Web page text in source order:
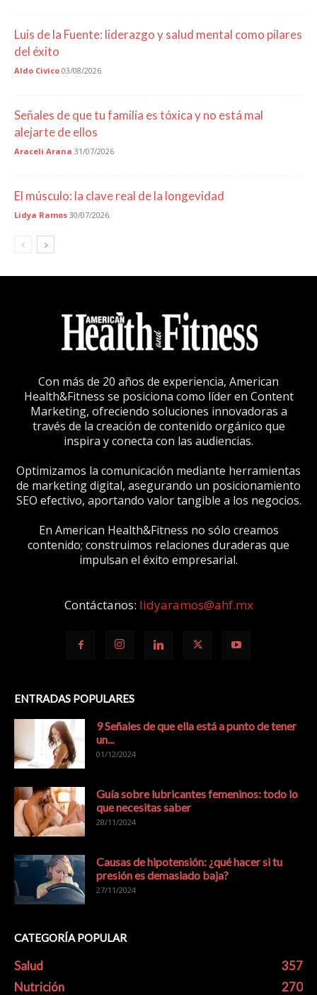
Luis de la Fuente: liderazgo y salud mental como pilares
del éxito
Aldo Civico 03/08/2026
Señales de que tu familia es tóxica y no está mal
alejarte de ellos
Araceli Arana 31/07/2026
El músculo: la clave real de la longevidad
Lidya Ramos 30/07/2026
Con más de 20 años de experiencia, American
Health&Fitness se posiciona como líder en Content
Marketing, ofreciendo soluciones innovadoras a
través de la creación de contenido orgánico que
inspira y conecta con las audiencias.
Optimizamos la comunicación mediante herramientas
de marketing digital, asegurando un posicionamiento
SEO efectivo, aportando valor tangible a los negocios.
En American Health&Fitness no sólo creamos
contenido; construimos relaciones duraderas que
impulsan el éxito empresarial.
Contáctanos: lidyaramos@ahf.mx
ENTRADAS POPULARES
9 Señales de que ella está a punto de tener
un...
01/12/2024
Guía sobre lubricantes femeninos: todo lo
que necesitas saber
28/11/2024
Causas de hipotensión: ¿qué hacer si tu
presión es demasiado baja?
27/11/2024
CATEGORÍA POPULAR
Salud
357
Nutrición
270